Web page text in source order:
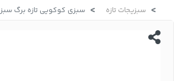
سبزیجات تازه
سبزی کوکویی تازه برگ سبز 400 گرمی